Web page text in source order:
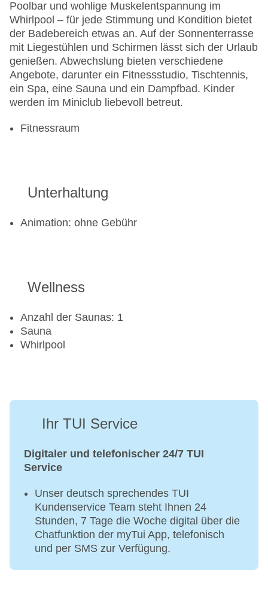
Poolbar und wohlige Muskelentspannung im
Whirlpool – für jede Stimmung und Kondition bietet
der Badebereich etwas an. Auf der Sonnenterrasse
mit Liegestühlen und Schirmen lässt sich der Urlaub
genießen. Abwechslung bieten verschiedene
Angebote, darunter ein Fitnessstudio, Tischtennis,
ein Spa, eine Sauna und ein Dampfbad. Kinder
werden im Miniclub liebevoll betreut.
Fitnessraum
Unterhaltung
Animation: ohne Gebühr
Wellness
Anzahl der Saunas: 1
Sauna
Whirlpool
Ihr TUI Service
Digitaler und telefonischer 24/7 TUI
Service
Unser deutsch sprechendes TUI
Kundenservice Team steht Ihnen 24
Stunden, 7 Tage die Woche digital über die
Chatfunktion der myTui App, telefonisch
und per SMS zur Verfügung.